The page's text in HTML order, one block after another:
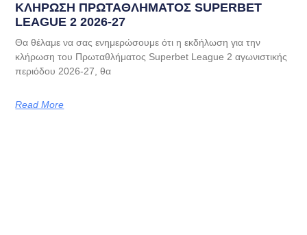
ΚΛΗΡΩΣΗ ΠΡΩΤΑΘΛΗΜΑΤΟΣ SUPERBET
LEAGUE 2 2026-27
Θα θέλαμε να σας ενημερώσουμε ότι η εκδήλωση για την
κλήρωση του Πρωταθλήματος Superbet League 2 αγωνιστικής
περιόδου 2026-27, θα
Read More